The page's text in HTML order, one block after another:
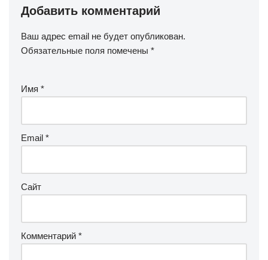
Добавить комментарий
Ваш адрес email не будет опубликован.
Обязательные поля помечены *
Имя *
Email *
Сайт
Комментарий *